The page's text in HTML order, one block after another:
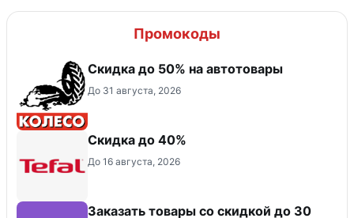
Промокоды
Скидка до 50% на автотовары
До 31 августа, 2026
Скидка до 40%
До 16 августа, 2026
Заказать товары со скидкой до 30